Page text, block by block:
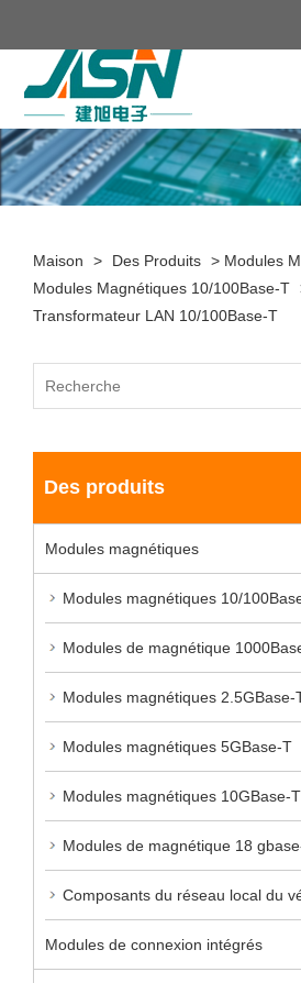
Maison > Des Produits > Modules
Modules Magnétiques 10/100Base-T
Transformateur LAN 10/100Base-T
Des produits
Modules magnétiques
Modules magnétiques 10/
Modules de magnétique
Modules magnétiques 2.5GBase-
Modules magnétiques 5GBase-T
Modules magnétiques 10GBase-T
Modules de magnétique 18
Composants du réseau local du
Modules de connexion intégrés